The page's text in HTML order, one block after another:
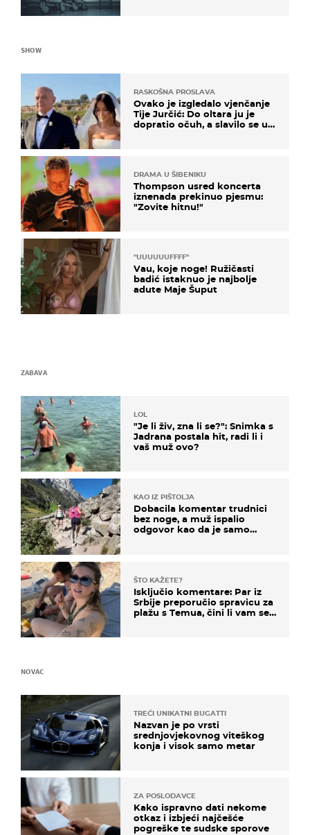
SHOW
RASKOŠNA PROSLAVA
Ovako je izgledalo vjenčanje
Tije Jurčić: Do oltara ju je
dopratio očuh, a slavilo se uz
DRAMA U ŠIBENIKU
Thompson usred koncerta
iznenada prekinuo pjesmu:
"Zovite hitnu!"
"UUUUUUFFFF"
Vau, koje noge! Ružičasti
badić istaknuo je najbolje
adute Maje Šuput
ZABAVA
LOL
"Je li živ, zna li se?": Snimka s
Jadrana postala hit, radi li i
vaš muž ovo?
KAO IZ PIŠTOLJA
Dobacila komentar trudnici
bez noge, a muž ispalio
odgovor kao da je samo
ŠTO KAŽETE?
Isključio komentare: Par iz
Srbije preporučio spravicu za
plažu s Temua, čini li vam se
NOVAC
TREĆI UNIKATNI BUGATTI
Nazvan je po vrsti
srednjovjekovnog viteškog
konja i visok samo metar
ZA POSLODAVCE
Kako ispravno dati nekome
otkaz i izbjeći najčešće
pogreške te sudske sporove